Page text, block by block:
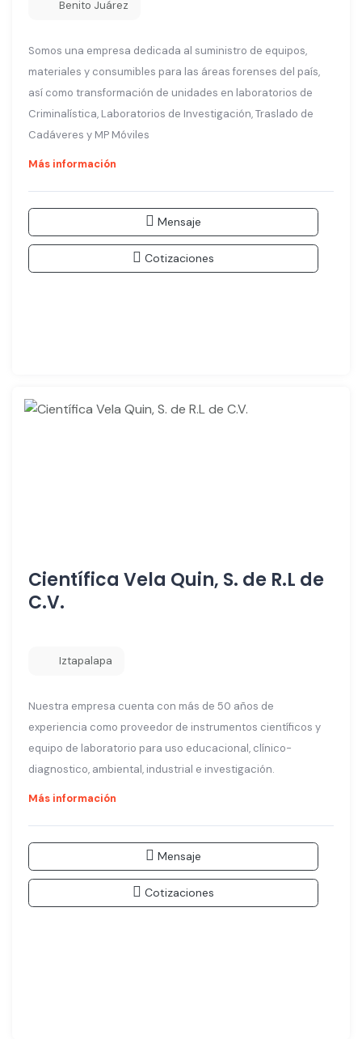
Benito Juárez
Somos una empresa dedicada al suministro de equipos,
materiales y consumibles para las áreas forenses del país,
así como transformación de unidades en laboratorios de
Criminalística, Laboratorios de Investigación, Traslado de
Cadáveres y MP Móviles
Más información
Mensaje
Cotizaciones
Científica Vela Quin, S. de R.L de
C.V.
Iztapalapa
Nuestra empresa cuenta con más de 50 años de
experiencia como proveedor de instrumentos científicos y
equipo de laboratorio para uso educacional, clínico-
diagnostico, ambiental, industrial e investigación.
Más información
Mensaje
Cotizaciones